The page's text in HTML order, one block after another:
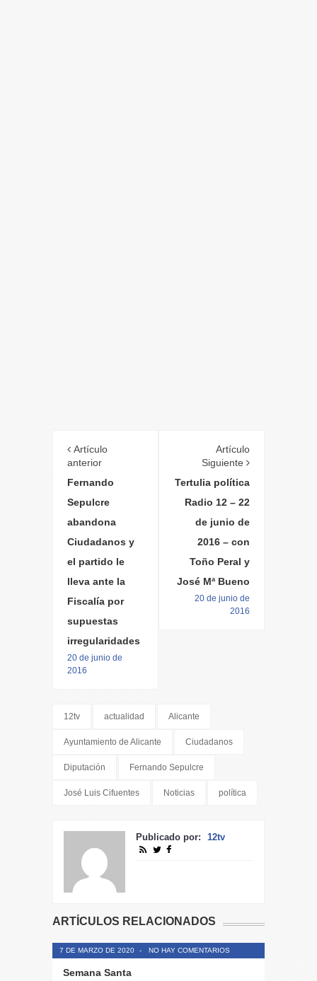
Artículo
anterior
Fernando
Sepulcre
abandona
Ciudadanos y
el partido le
lleva ante la
Fiscalía por
supuestas
irregularidades
20 de junio de
2016
Artículo
Siguiente
Tertulia política
Radio 12 – 22
de junio de
2016 – con
Toño Peral y
José Mª Bueno
20 de junio de
2016
12tv actualidad Alicante
Ayuntamiento de Alicante Ciudadanos
Diputación Fernando Sepulcre
José Luis Cifuentes Noticias política
Publicado por: 12tv
ARTÍCULOS RELACIONADOS
7 DE MARZO DE 2020 - NO HAY COMENTARIOS
Semana Santa